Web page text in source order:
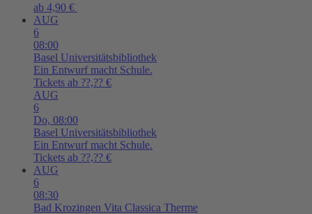
ab 4,90 €
AUG
6
08:00
Basel Universitätsbibliothek
Ein Entwurf macht Schule.
Tickets ab ??,?? €
AUG
6
Do, 08:00
Basel Universitätsbibliothek
Ein Entwurf macht Schule.
Tickets ab ??,?? €
AUG
6
08:30
Bad Krozingen Vita Classica Therme